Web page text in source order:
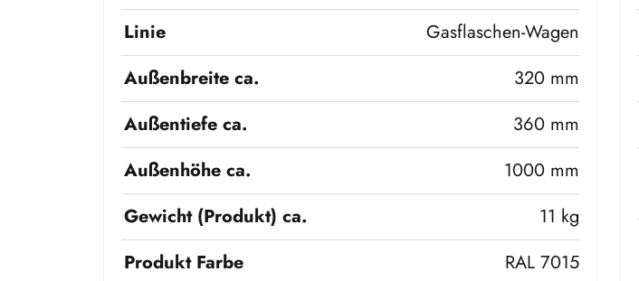
Linie
Gasflaschen-Wagen
Außenbreite ca.
320 mm
Außentiefe ca.
360 mm
Außenhöhe ca.
1000 mm
Gewicht (Produkt) ca.
11 kg
Produkt Farbe
RAL 7015